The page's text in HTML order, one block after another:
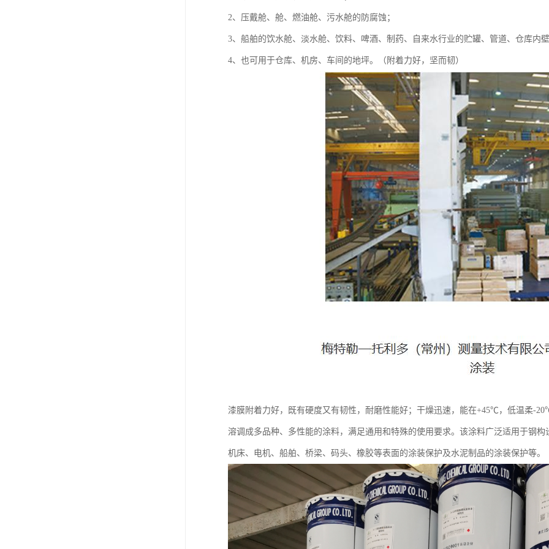
2、压戴舱、舱、燃油舱、污水舱的防腐蚀；
3、船舶的饮水舱、淡水舱、饮料、啤酒、制药、自来水行业的贮罐、管道、仓库内
4、也可用于仓库、机房、车间的地坪。（附着力好，坚而韧）
漆膜附着力好，既有硬度又有韧性，耐磨性能好；干燥迅速，能在+45℃，低温柔-
溶调成多品种、多性能的涂料，满足通用和特殊的使用要求。该涂料广泛适用于钢
机床、电机、船舶、桥梁、码头、橡胶等表面的涂装保护及水泥制品的涂装保护等。